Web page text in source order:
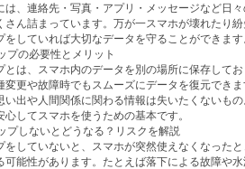
は、連絡先・写真・アプリ・メッセージなど日
さん詰まっています。万が一スマホが壊れたり
をしていれば大切なデータを守ることができま
プの必要性とメリット
とは、スマホ内のデータを別の場所に保存して
変更や故障時でもスムーズにデータを復元でき
い出や人間関係に関わる情報は失いたくないも
心してスマホを使うための基本です。
プしないとどうなる？リスクを解説
をしていないと、スマホが突然使えなくなった
可能性があります。たとえば落下による故障や